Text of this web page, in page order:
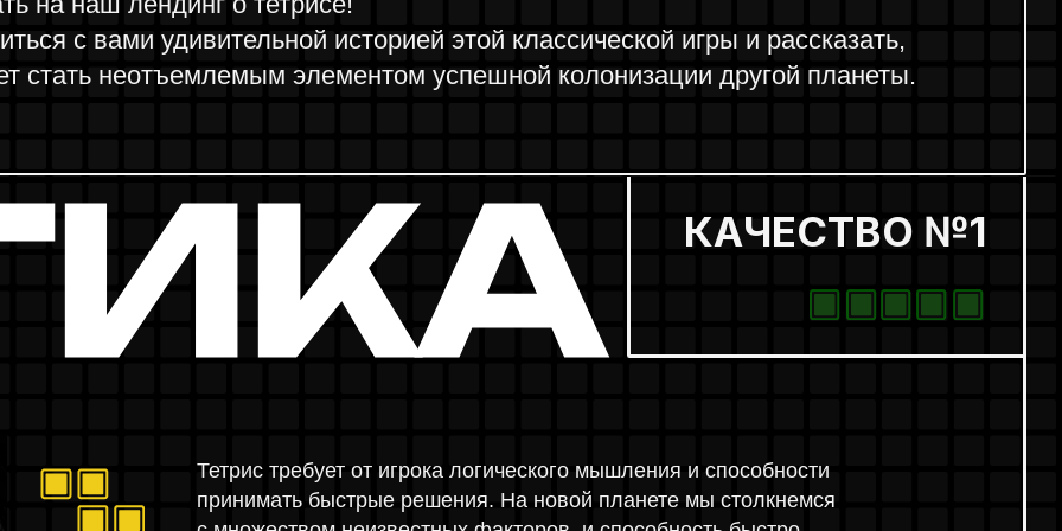
Тетрис требует от игрока логического мышления и способности
принимать быстрые решения. На новой планете мы столкнемся
с множеством неизвестных факторов, и способность быстро
КАЧЕСТВО №1